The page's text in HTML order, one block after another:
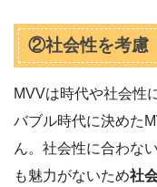
②社会性を考慮
MVVは時代や社会性
バブル時代に決めた
ん。社会性に合わな
も魅力がないため社